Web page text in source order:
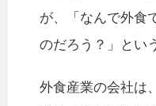
が、「なんで外食
のだろう？」とい
外食産業の会社は